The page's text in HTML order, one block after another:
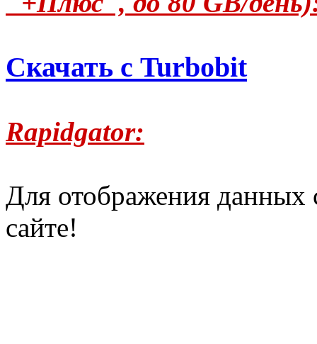
Скачать с Turbobit
Rapidgator:
Для отображения
сайте!